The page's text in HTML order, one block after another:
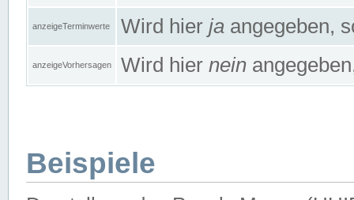
anzeigeTerminwerte Wird hier ja angegeben,
anzeigeVorhersagen Wird hier nein
Beispiele